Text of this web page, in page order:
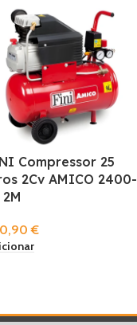
Compressor 25
2Cv AMICO 2400-
€